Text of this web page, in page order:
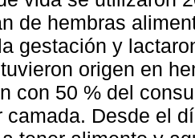
de hembras
gestación y
origen en
con 50 % del
camada. Desde el